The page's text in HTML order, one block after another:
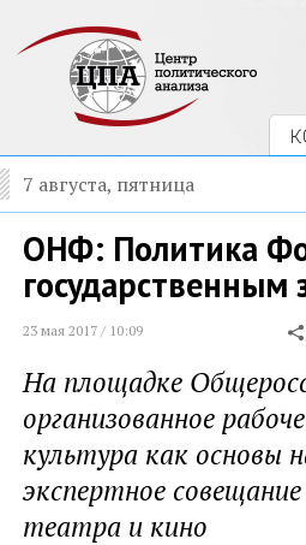
7 августа, пятница
ОНФ: Политика
государственным
23 мая 2017 / 10:09
На площадке
организованное
культура как основы
экспертное
театра и кино